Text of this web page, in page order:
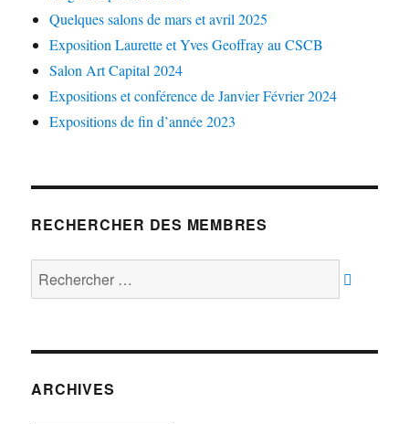
Quelques salons de mars et avril 2025
Exposition Laurette et Yves Geoffray au CSCB
Salon Art Capital 2024
Expositions et conférence de Janvier Février 2024
Expositions de fin d’année 2023
RECHERCHER DES MEMBRES
Rechercher :
ARCHIVES